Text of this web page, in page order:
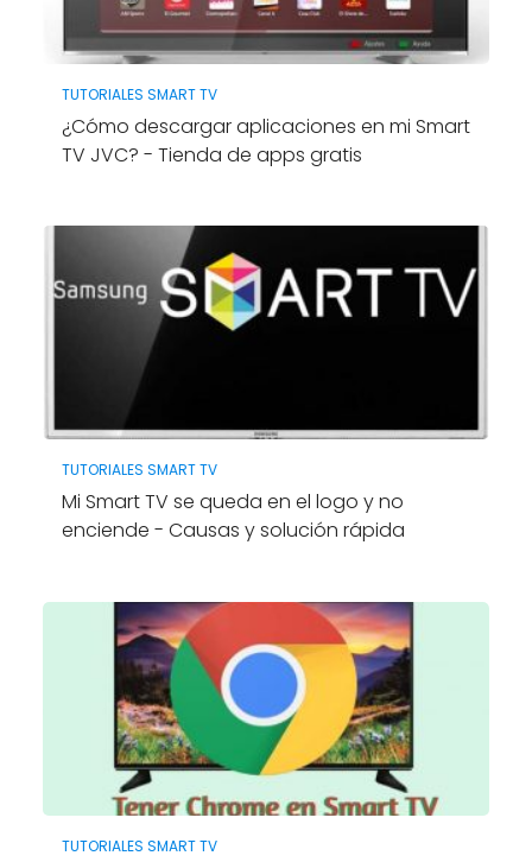
TUTORIALES SMART TV
¿Cómo descargar aplicaciones en mi Smart
TV JVC? - Tienda de apps gratis
TUTORIALES SMART TV
Mi Smart TV se queda en el logo y no
enciende - Causas y solución rápida
TUTORIALES SMART TV